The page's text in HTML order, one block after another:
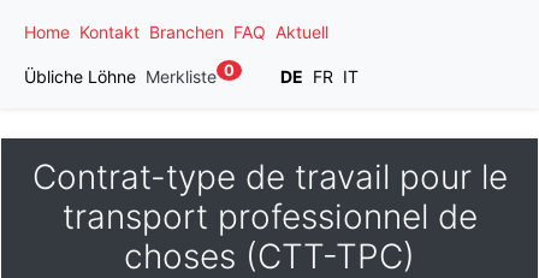
Home Kontakt Branchen FAQ Aktuell
Übliche Löhne Merkliste 0 DE FR IT
Contrat-type de travail pour le
transport professionnel de
choses (CTT-TPC)